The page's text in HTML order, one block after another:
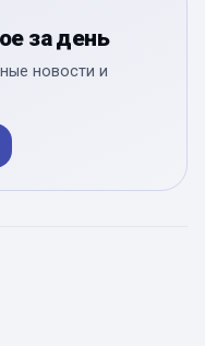
за день
новости и